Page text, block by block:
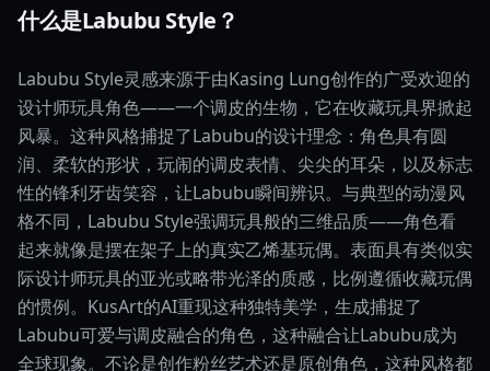
什么是Labubu Style？
Labubu Style灵感来源于由Kasing Lung创作的广受欢迎的
设计师玩具角色——一个调皮的生物，它在收藏玩具界掀起
风暴。这种风格捕捉了Labubu的设计理念：角色具有圆
润、柔软的形状，玩闹的调皮表情、尖尖的耳朵，以及标志
性的锋利牙齿笑容，让Labubu瞬间辨识。与典型的动漫风
格不同，Labubu Style强调玩具般的三维品质——角色看
起来就像是摆在架子上的真实乙烯基玩偶。表面具有类似实
际设计师玩具的亚光或略带光泽的质感，比例遵循收藏玩偶
的惯例。KusArt的AI重现这种独特美学，生成捕捉了
Labubu可爱与调皮融合的角色，这种融合让Labubu成为
全球现象。不论是创作粉丝艺术还是原创角色，这种风格都